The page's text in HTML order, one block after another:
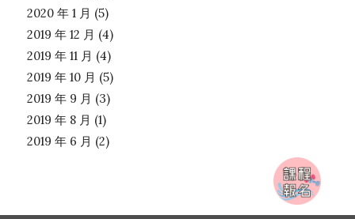
2020 年 1 月 (5)
2019 年 12 月 (4)
2019 年 11 月 (4)
2019 年 10 月 (5)
2019 年 9 月 (3)
2019 年 8 月 (1)
2019 年 6 月 (2)